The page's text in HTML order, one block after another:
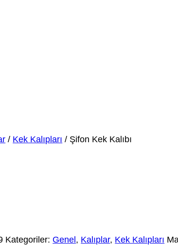
/ Kek Kalıpları / Şifon Kek Kalıbı
Kategoriler: Genel, Kalıplar, Kek Kalıpları